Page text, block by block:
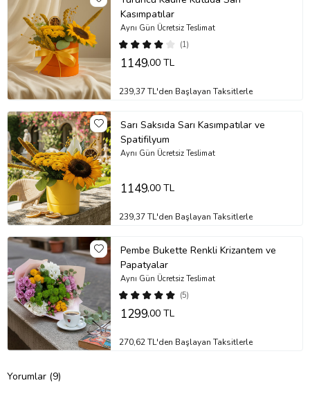
Kasımpatılar
(1)
Aynı Gün Ücretsiz Teslimat
1149,00 TL
239,37 TL'den Başlayan Taksitlerle
Sarı Saksıda Sarı Kasımpatılar ve
Spatifilyum
Aynı Gün Ücretsiz Teslimat
1149,00 TL
239,37 TL'den Başlayan Taksitlerle
Pembe Bukette Renkli Krizantem ve
Papatyalar
(5)
Aynı Gün Ücretsiz Teslimat
1299,00 TL
270,62 TL'den Başlayan Taksitlerle
Yorumlar (9)